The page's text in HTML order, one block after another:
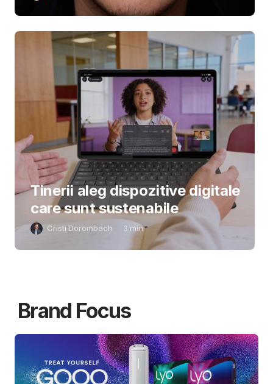
Tinerii aleg dispozitive digitale
care sunt sustenabile
Cristi Dorombach 3 min
Brand Focus